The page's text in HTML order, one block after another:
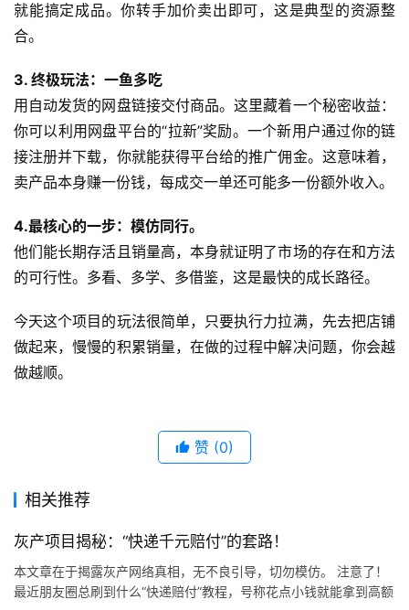
就能搞定成品。你转手加价卖出即可，这是典型的资源整
合。
3. 终极玩法：一鱼多吃
用自动发货的网盘链接交付商品。这里藏着一个秘密收益：
你可以利用网盘平台的“拉新”奖励。一个新用户通过你的链
接注册并下载，你就能获得平台给的推广佣金。这意味着，
卖产品本身赚一份钱，每成交一单还可能多一份额外收入。
4.最核心的一步：模仿同行。
他们能长期存活且销量高，本身就证明了市场的存在和方法
的可行性。多看、多学、多借鉴，这是最快的成长路径。
今天这个项目的玩法很简单，只要执行力拉满，先去把店铺
做起来，慢慢的积累销量，在做的过程中解决问题，你会越
做越顺。
赞 (0)
相关推荐
灰产项目揭秘：“快递千元赔付”的套路！
本文章在于揭露灰产网络真相，无不良引导，切勿模仿。 注意了！
最近朋友圈总刷到什么“快递赔付”教程，号称花点小钱就能拿到高额